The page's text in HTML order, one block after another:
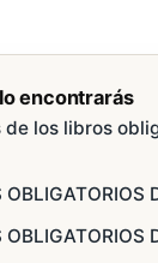
encontrarás
de los libros
OBLIGATORIOS
OBLIGATORIOS